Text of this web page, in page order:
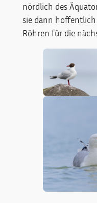
nördlich des
sie dann
Röhren für die